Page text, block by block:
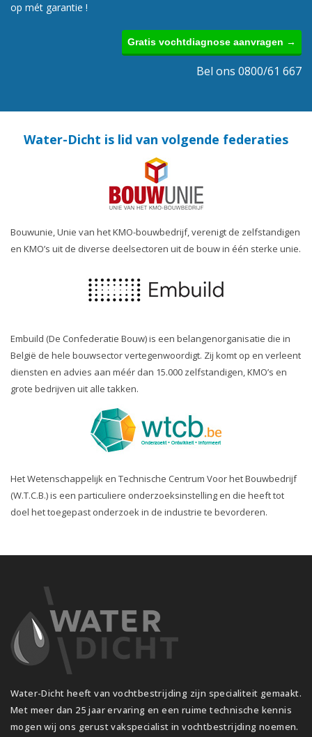
op mét garantie !
Gratis vochtdiagnose aanvragen →
Bel ons 0800/61 667
Water-Dicht is lid van volgende federaties
Bouwunie, Unie van het KMO-bouwbedrijf, verenigt de zelfstandigen
en KMO’s uit de diverse deelsectoren uit de bouw in één sterke unie.
Embuild (De Confederatie Bouw) is een belangenorganisatie die in
België de hele bouwsector vertegenwoordigt. Zij komt op en verleent
diensten en advies aan méér dan 15.000 zelfstandigen, KMO’s en
grote bedrijven uit alle takken.
Het Wetenschappelijk en Technische Centrum Voor het Bouwbedrijf
(W.T.C.B.) is een particuliere onderzoeksinstelling en die heeft tot
doel het toegepast onderzoek in de industrie te bevorderen.
Water-Dicht heeft van vochtbestrijding zijn specialiteit gemaakt.
Met meer dan 25 jaar ervaring en een ruime technische kennis
mogen wij ons gerust vakspecialist in vochtbestrijding noemen.